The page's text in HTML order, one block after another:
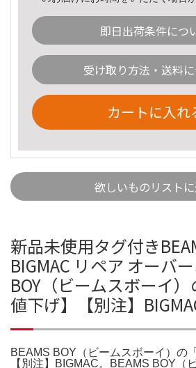
即日出荷条件につ
受け取り方法・送料
カートに入れ
欲しいものリスト
新品未使用タグ付き
BIGMAC リペア オーバ
BOY（ビームスボーイ
値下げ】【別注】
BEAMS BOY（ビームスボーイ）の
【別注】BIGMAC。BEAMS BOY（